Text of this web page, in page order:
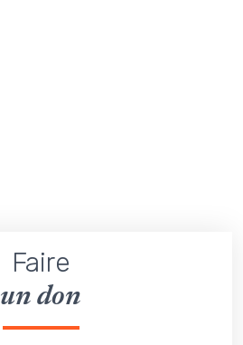
Faire
un don